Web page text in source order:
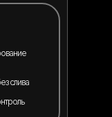
слива